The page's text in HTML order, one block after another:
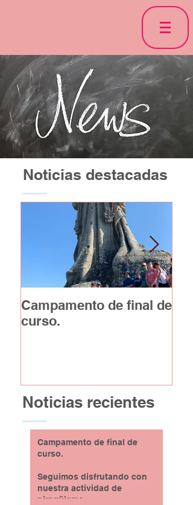
Noticias destacadas
Campamento de final de
curso.
Noticias recientes
Campamento de final de
curso.
Seguimos disfrutando con
nuestra actividad de
piragüismo